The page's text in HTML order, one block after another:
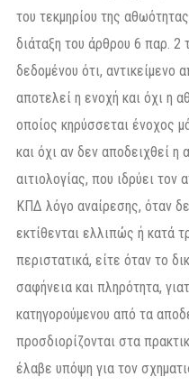
του τεκμηρίου της
διάταξη του άρθρου 6 παρ.
δεδομένου ότι, αντικείμενο
αποτελεί η ενοχή και όχι η
οποίος κηρύσσεται ένοχος
και όχι αν δεν αποδειχθεί η
αιτιολογίας, που ιδρύει
ΚΠΔ λόγο αναίρεσης, όταν
εκτίθενται ελλιπώς ή κατά
περιστατικά, είτε όταν το
σαφήνεια και πληρότητα,
κατηγορούμενου από τα
προσδιορίζονται στα
έλαβε υπόψη για τον